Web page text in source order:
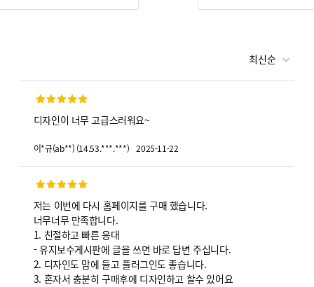
최신순
디자인이 너무 고급스러워요~
이*규(ab**) (14.53.***.***) 2025-11-22
저는 이번에 다시 홈페이지를 구매 했습니다.
너무너무 만족합니다.
1. 친절하고 빠른 응대
- 유지보수게시판에 글을 쓰면 바로 답변 주십니다.
2. 디자인도 맘에 들고 플러그인도 좋습니다.
3. 혼자서 충분히 구매후에 디자인하고 할수 있어요